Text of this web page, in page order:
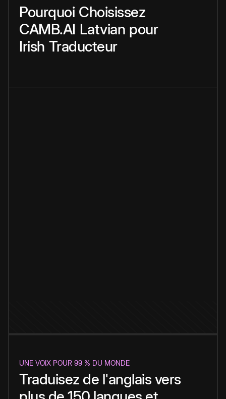
Pourquoi Choisissez
CAMB.AI Latvian pour
Irish Traducteur
UNE VOIX POUR 99 % DU MONDE
Traduisez de l'anglais vers